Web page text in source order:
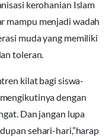
kerohanian Islam
mampu menjadi wadah
muda yang memiliki
toleran.
kilat bagi siswa-
dengan
Dan jangan lupa
sehari-hari,”harap